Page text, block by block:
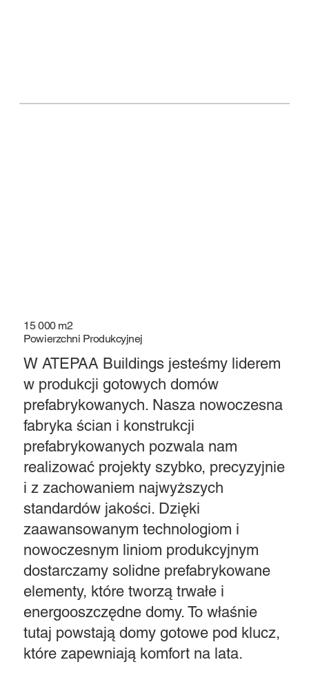
15 000 m2
​Powierzchni Produkcyjnej
W ATEPAA Buildings jesteśmy liderem
w produkcji gotowych domów
prefabrykowanych. Nasza nowoczesna
fabryka ścian i konstrukcji
prefabrykowanych pozwala nam
realizować projekty szybko, precyzyjnie
i z zachowaniem najwyższych
standardów jakości. Dzięki
zaawansowanym technologiom i
nowoczesnym liniom produkcyjnym
dostarczamy solidne prefabrykowane
elementy, które tworzą trwałe i
energooszczędne domy. To właśnie
tutaj powstają domy gotowe pod klucz,
które zapewniają komfort na lata.